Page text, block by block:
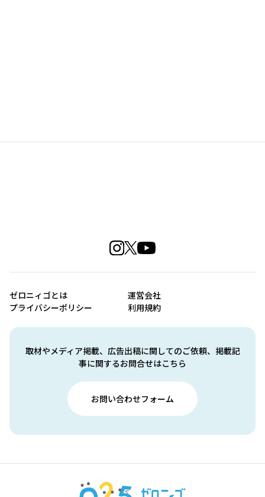
取材やメディア掲載、広告出稿に関してのご依頼、掲載記
事に関するお問合せはこちら
お問い合わせフォーム
ゼロニィゴとは
運営会社
プライバシーポリシー
利用規約